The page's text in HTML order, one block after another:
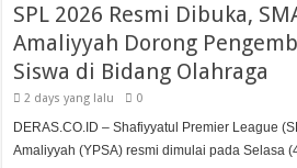
SPL 2026 Resmi Dibuka,
Amaliyyah Dorong
Siswa di Bidang Olahraga
2 days yang lalu 0
DERAS.CO.ID – Shafiyyatul Premier League
Amaliyyah (YPSA) resmi dimulai pada Selasa